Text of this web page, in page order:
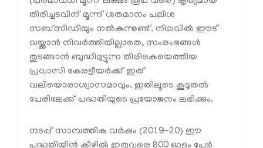
തിരിച്ചടവിന് മൂന്ന് ശതമാനം പലിശ
സബ്‌സിഡിയും നല്‍കുന്നുണ്ട്. നിലവില്‍ ഈട്
വയ്ക്കാന്‍ നിവര്‍ത്തിയില്ലാതെ, സംരംഭങ്ങള്‍
തുടങ്ങാന്‍ ബുദ്ധിമുട്ടുന്ന തിരികെയെത്തിയ
പ്രവാസി കേരളീയര്‍ക്ക് ഇത്
വലിയൊരാശ്വാസമാവും. ഇതിലൂടെ കൂടുതല്‍
പേരിലേക്ക് പദ്ധതിയുടെ പ്രയോജനം ലഭിക്കും.
നടപ്പ് സാമ്പത്തിക വര്‍ഷം (2019-20) ഈ
പദ്ധതിയിന്‍ കീഴില്‍ ഇതുവരെ 800 ഓളം പേര്‍